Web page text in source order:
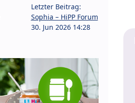
Letzter Beitrag:
Sophia – HiPP Forum
30. Jun 2026 14:28